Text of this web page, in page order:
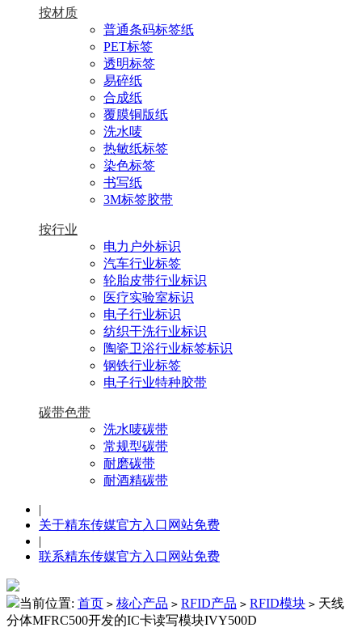
按材质
普通条码标签纸
PET标签
透明标签
易碎纸
合成纸
覆膜铜版纸
洗水唛
热敏纸标签
染色标签
书写纸
3M标签胶带
按行业
电力户外标识
汽车行业标签
轮胎皮带行业标识
医疗实验室标识
电子行业标识
纺织干洗行业标识
陶瓷卫浴行业标签标识
钢铁行业标签
电子行业特种胶带
碳带色带
洗水唛碳带
常规型碳带
耐磨碳带
耐酒精碳带
|
关于精东传媒官方入口网站免费
|
联系精东传媒官方入口网站免费
当前位置: 首页 > 核心产品 > RFID产品 > RFID模块 > 天线
分体MFRC500开发的IC卡读写模块IVY500D